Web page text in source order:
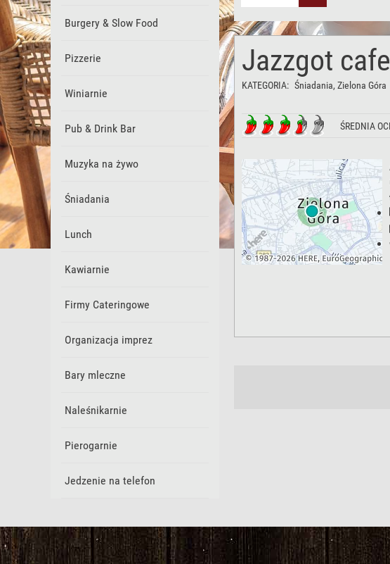
Burgery & Slow Food
Pizzerie
Winiarnie
Pub & Drink Bar
Muzyka na żywo
Śniadania
Lunch
Kawiarnie
Firmy Cateringowe
Organizacja imprez
Bary mleczne
Naleśnikarnie
Pierogarnie
Jedzenie na telefon
Jazzgot
KATEGORIA: Śniadania, Zielona Góra
ŚREDNIA